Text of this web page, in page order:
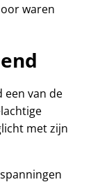
waren
een van de
met zijn